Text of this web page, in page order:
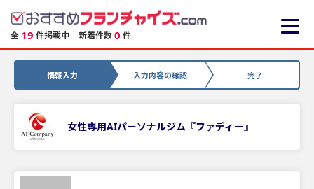
全 19 件掲載中 新着件数0 件
情報入力 入力内容の確認 完了
女性専用AIパーソナルジム『ファディー』